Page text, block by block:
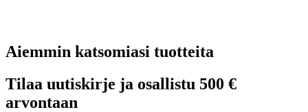
Aiemmin katsomiasi tuotteita
Tilaa uutiskirje ja osallistu 500 €
arvontaan